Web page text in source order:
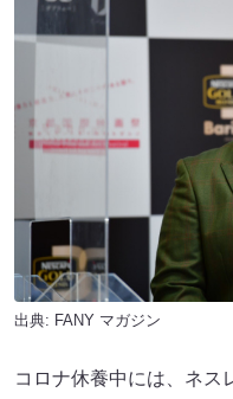
出典: FANY マガジン
コロナ休養中には、ネス